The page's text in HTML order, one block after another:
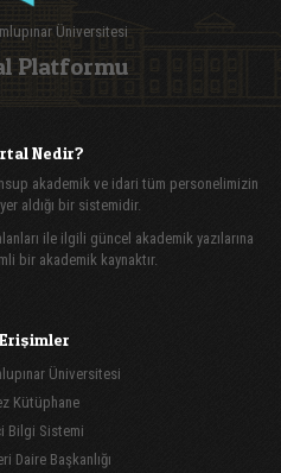
Üniversitesi
Platformu
Nedir?
akademik ve idari tüm personelimizin
aldığı bir sistemidir.
ile ilgili güncel akademik yazılarına
bir akademik kaynaktır.
Erişimler
Üniversitesi
Kütüphane
Bilgi Sistemi
Daire Başkanlığı